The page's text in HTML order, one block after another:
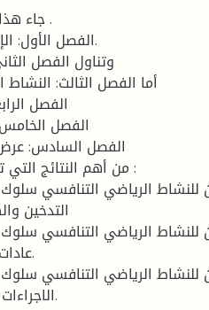
جاء
الفصل الأول:
وتناول الفصل
أما الفصل الثالث:
الفصل
الفصل
الفصل السادس:
من أهم النتائج التي
التدخين